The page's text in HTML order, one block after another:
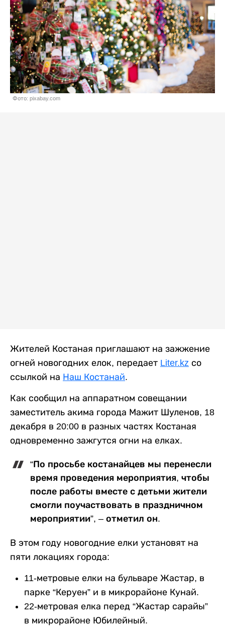
Фото: pixabay.com
Жителей Костаная приглашают на зажжение
огней новогодних елок, передает Liter.kz со
ссылкой на Наш Костанай.
Как сообщил на аппаратном совещании
заместитель акима города Мажит Шуленов, 18
декабря в 20:00 в разных частях Костаная
одновременно зажгутся огни на елках.
“По просьбе костанайцев мы перенесли
время проведения мероприятия, чтобы
после работы вместе с детьми жители
смогли поучаствовать в праздничном
мероприятии”, – отметил он.
В этом году новогодние елки установят на
пяти локациях города:
11-метровые елки на бульваре Жастар, в
парке “Керуен” и в микрорайоне Кунай.
22-метровая елка перед “Жастар сарайы”
в микрорайоне Юбилейный.